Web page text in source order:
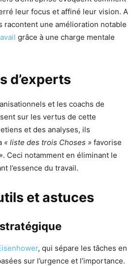
leur focus et affiné leur vision. A
racontent une amélioration notable
grâce à une charge mentale
d’experts
et les coachs de
sur les vertus de cette
et des analyses, ils
« liste des trois Choses » favorise
. Ceci notamment en éliminant le
l’essence du travail.
et astuces
, qui sépare les tâches en
sur l’urgence et l’importance.